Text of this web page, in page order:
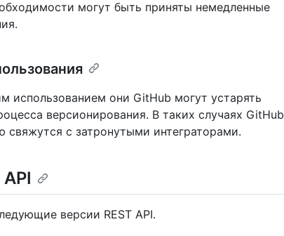
могут быть приняты немедленные
использованием они GitHub могут устарять
версионирования. В таких случаях GitHub
с затронутыми интеграторами.
версии REST API.